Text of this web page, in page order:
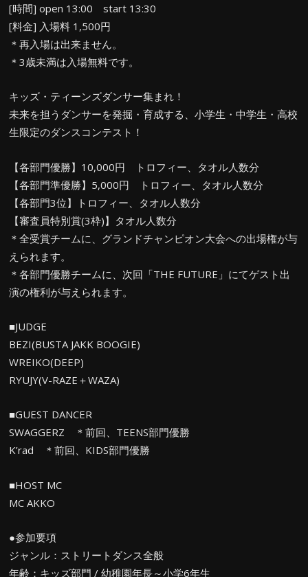
[時間] open 13:00 start 13:30
[料金] 入場料 1,500円
＊再入場は出来ません。
＊3歳未満は入場無料です。
キッズ・ティーンズダンサー集まれ！
未来を担うダンサーを発掘・育成する、小学生・中学生・高校
生限定のダンスコンテスト！
【各部門優勝】10,000円 トロフィー、タオル人数分
【各部門準優勝】5,000円 トロフィー、タオル人数分
【各部門3位】トロフィー、タオル人数分
【審査員特別賞(3枠)】タオル人数分
＊全受賞チームに、グランドチャンピオン大会への出場権が与
えられます。
＊各部門優勝チームに、次回「THE FUTURE」にてゲスト出
演の権利が与えられます。
■JUDGE
BEZI(BUSTA JAKK BOOGIE)
WREIKO(DEEP)
RYUJY(V-RAZE＋WAZA)
■GUEST DANCER
SWAGGERZ ＊前回、TEENS部門優勝
K’rad ＊前回、KIDS部門優勝
■HOST MC
MC AKKO
●参加要項
ジャンル：ストリートダンス全般
年齢：キッズ部門 / 幼稚園年長～小学6年生